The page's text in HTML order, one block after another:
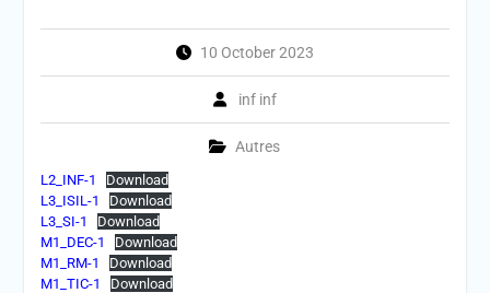
10 October 2023
inf inf
Autres
L2_INF-1
Download
L3_ISIL-1
Download
L3_SI-1
Download
M1_DEC-1
Download
M1_RM-1
Download
M1_TIC-1
Download